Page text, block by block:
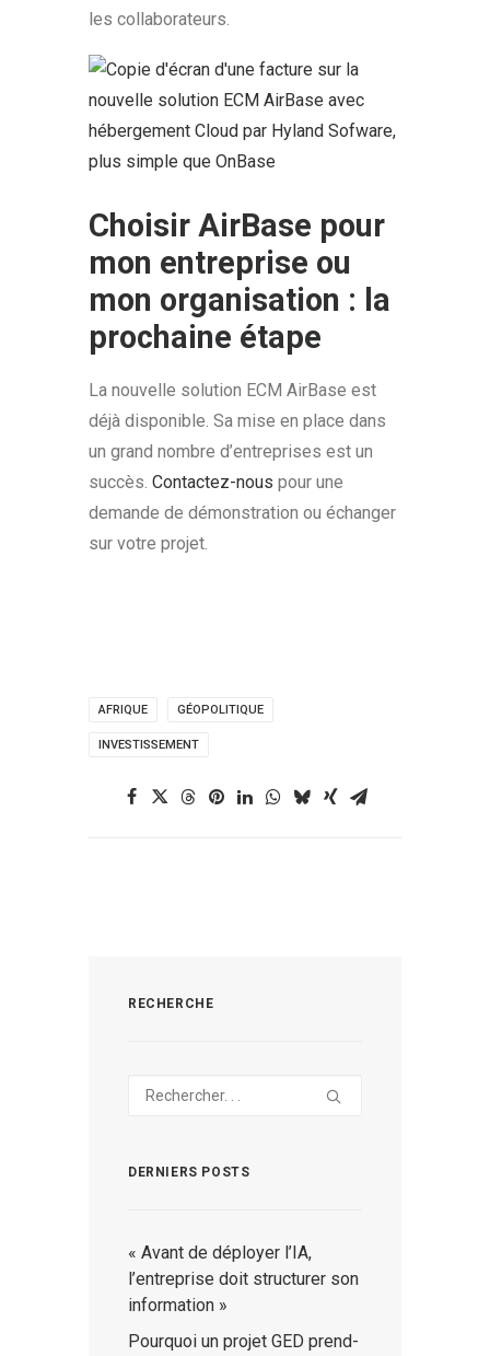
les collaborateurs.
Choisir AirBase pour
mon entreprise ou
mon organisation : la
prochaine étape
La nouvelle solution ECM AirBase est
déjà disponible. Sa mise en place dans
un grand nombre d’entreprises est un
succès. Contactez-nous pour une
demande de démonstration ou échanger
sur votre projet.
AFRIQUE GÉOPOLITIQUE
INVESTISSEMENT
RECHERCHE
DERNIERS POSTS
« Avant de déployer l’IA,
l’entreprise doit structurer son
information »
Pourquoi un projet GED prend-